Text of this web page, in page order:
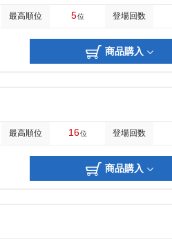
最高順位 5位 登場回数
商品購入
最高順位 16位 登場回数
商品購入